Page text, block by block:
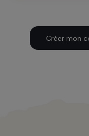
Créer mon